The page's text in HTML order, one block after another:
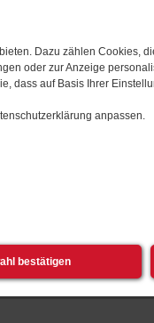
Dazu zählen Cookies,
oder zur Anzeige
dass auf Basis Ihrer
anpassen.
bestätigen